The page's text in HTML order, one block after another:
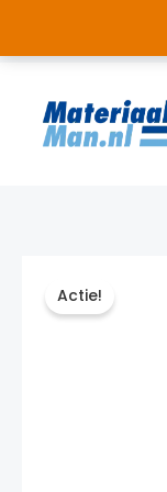
inhoud
Actie!